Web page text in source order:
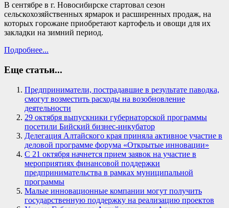
В сентябре в г. Новосибирске стартовал сезон
сельскохозяйственных ярмарок и расширенных продаж, на
которых горожане приобретают картофель и овощи для их
закладки на зимний период.
Подробнее...
Еще статьи...
Предприниматели, пострадавшие в результате паводка,
смогут возместить расходы на возобновление
деятельности
29 октября выпускники губернаторской программы
посетили Бийский бизнес-инкубатор
Делегация Алтайского края приняла активное участие в
деловой программе форума «Открытые инновации»
С 21 октября начнется прием заявок на участие в
мероприятиях финансовой поддержки
предпринимательства в рамках муниципальной
программы
Малые инновационные компании могут получить
государственную поддержку на реализацию проектов